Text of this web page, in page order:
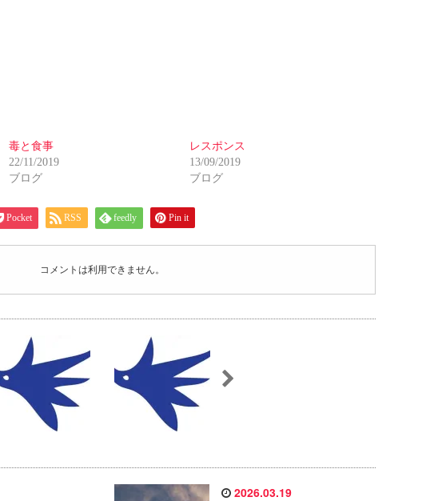
毒と食事
22/11/2019
ブログ
レスポンス
13/09/2019
ブログ
Pocket RSS feedly Pin it
コメントは利用できません。
2026.03.19